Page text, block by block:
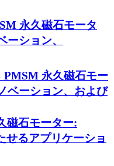
永久磁石モータ
ション、
PMSM 永久磁石モー
ベーション、および
磁石モーター:
るアプリケーショ